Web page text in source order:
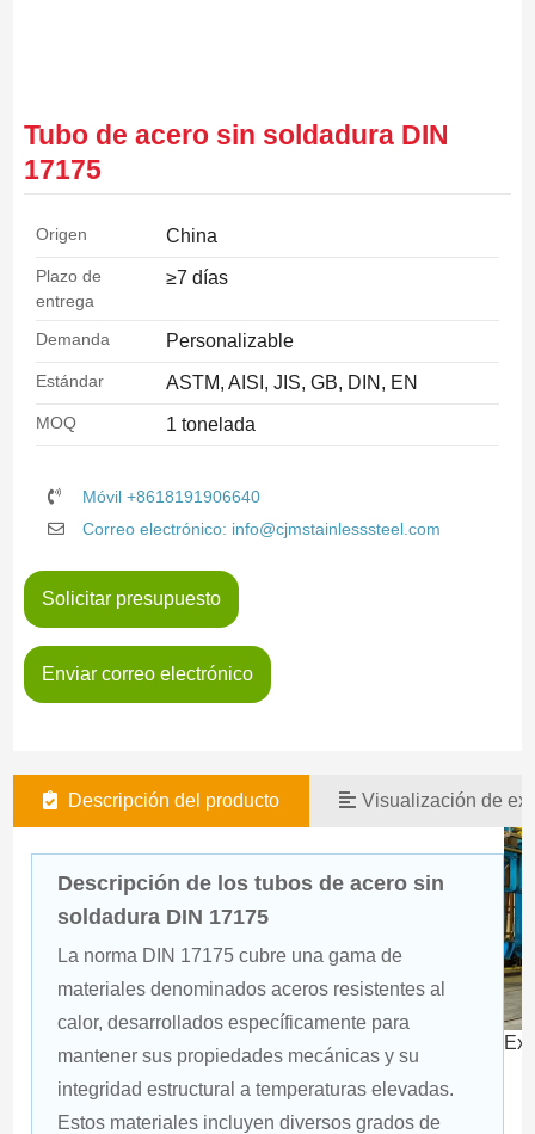
Tubo de acero sin soldadura DIN
17175
Origen China
Plazo de
entrega
≥7 días
Demanda Personalizable
Estándar ASTM, AISI, JIS, GB, DIN, EN
MOQ 1 tonelada
Móvil +8618191906640
Correo electrónico: info@cjmstainlesssteel.com
Solicitar presupuesto
Enviar correo electrónico
Descripción del producto Visualización de
Descripción de los tubos de acero sin
soldadura DIN 17175
La norma DIN 17175 cubre una gama de
materiales denominados aceros resistentes al
calor, desarrollados específicamente para
mantener sus propiedades mecánicas y su
integridad estructural a temperaturas elevadas.
Estos materiales incluyen diversos grados de